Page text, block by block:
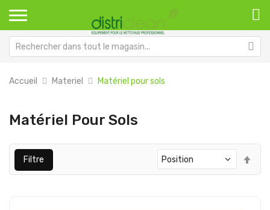
Accueil Materiel Matériel pour sols
Matériel Pour Sols
Filtre